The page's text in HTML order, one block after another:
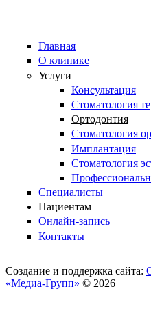
Главная
О клинике
Услуги
Консультация
Стоматология
Ортодонтия
Стоматология
Имплантация
Стоматология
Специалисты
Пациентам
Онлайн-запись
Контакты
Создание и поддержка сайта:
«Медиа-Групп» © 2026